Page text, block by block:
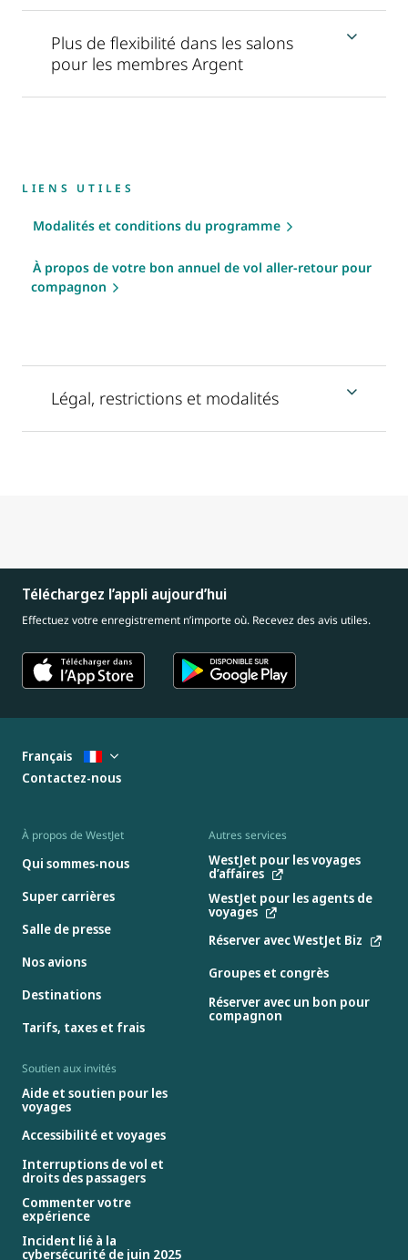
Plus de flexibilité dans les salons
pour les membres Argent
LIENS UTILES
Modalités et conditions du programme
À propos de votre bon annuel de vol aller-retour pour
compagnon
Légal, restrictions et modalités
Téléchargez l’appli aujourd’hui
Effectuez votre enregistrement n’importe où. Recevez des avis utiles.
À propos de WestJet
Qui sommes-nous
Super carrières
Salle de presse
Nos avions
Destinations
Tarifs, taxes et frais
Autres services
WestJet pour les voyages
d’affaires
WestJet pour les agents de
voyages
Réserver avec WestJet Biz
Groupes et congrès
Réserver avec un bon pour
compagnon
Soutien aux invités
Aide et soutien pour les
voyages
Accessibilité et voyages
Interruptions de vol et
droits des passagers
Commenter votre
expérience
Incident lié à la
cybersécurité de juin 2025
Français
Contactez-nous